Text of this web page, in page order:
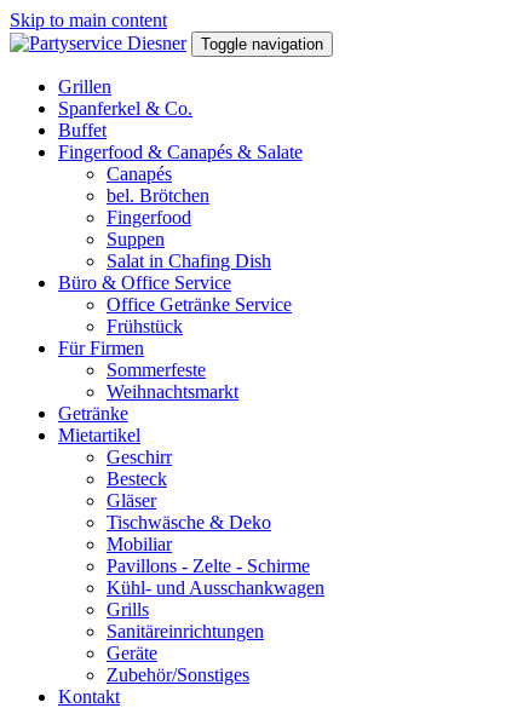
Skip to main content
Toggle navigation
Grillen
Spanferkel & Co.
Buffet
Fingerfood & Canapés & Salate
Canapés
bel. Brötchen
Fingerfood
Suppen
Salat in Chafing Dish
Büro & Office Service
Office Getränke Service
Frühstück
Für Firmen
Sommerfeste
Weihnachtsmarkt
Getränke
Mietartikel
Geschirr
Besteck
Gläser
Tischwäsche & Deko
Mobiliar
Pavillons - Zelte - Schirme
Kühl- und Ausschankwagen
Grills
Sanitäreinrichtungen
Geräte
Zubehör/Sonstiges
Kontakt